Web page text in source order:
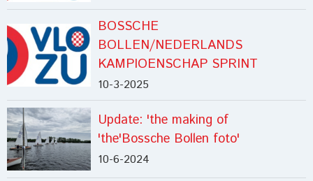
BOSSCHE
BOLLEN/NEDERLANDS
KAMPIOENSCHAP SPRINT
10-3-2025
Update: 'the making of
'the'Bossche Bollen foto'
10-6-2024